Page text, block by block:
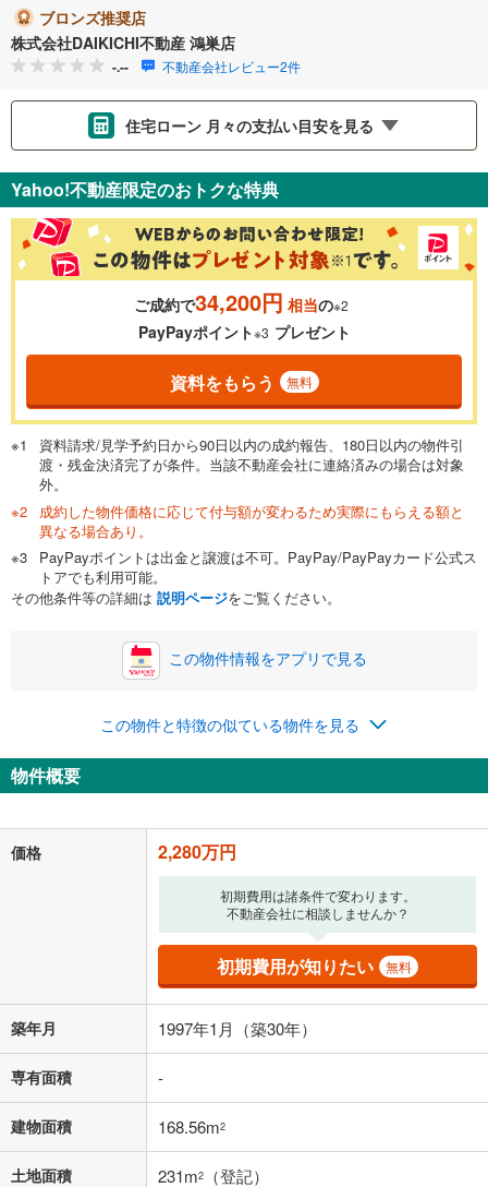
ブロンズ推奨店
株式会社DAIKICHI不動産 鴻巣店
-.-- 不動産会社レビュー2件
住宅ローン 月々の支払い目安を見る
金利 ％
0.01%
一般的には最長35年まで借り入れ可能です。多くの金融機関
が完済時の年齢は80歳までを条件としています。
閉じる
頭金 万円
0万円 2,280万円
自己資金から住宅購入にかけられる金額を入力してくださ
0円
年2回払いを想定しています。毎月の返済額に加えて、ボー
ナス時の増額分（1回分）を入力してください。
月々の返済額 59,185円/月
「金利」については、ご利用を予定されている金融機関等にご確認の
上、ご自身での入力をお願いいたします。初期設定で自動入力されてい
る値は、実際の金融機関等における貸出金利とは何ら関係がなく、実際
の金融機関等における貸出金利を何ら保証するものではありません。返
済方法「元利均等返済」にて算出しております。入力された金利を35年
その他月額費用や、初期費用がかかります。ご注意ください。実際にお
借り入れの際は各金融機関等に、必ずご自身でご確認をお願いいたしま
す。
条件によってお借り入れができないことがあります。
不動産会社に購入相談をする
Yahoo!不動産限定のおトクな特典
ご成約で34,200円 相当の※2
PayPayポイント※3 プレゼント
資料をもらう 無料
資料請求/見学予約日から90日以内の成約報告、180日以内の物件引
渡・残金決済完了が条件。当該不動産会社に連絡済みの場合は対象
外。
成約した物件価格に応じて付与額が変わるため実際にもらえる額と
異なる場合あり。
PayPayポイントは出金と譲渡は不可。PayPay/PayPayカード公式ス
トアでも利用可能。
その他条件等の詳細は 説明ページをご覧ください。
この物件情報をアプリで見る
この物件と特徴の似ている物件を見る
物件概要
価格 2,280万円
初期費用は諸条件で変わります。
不動産会社に相談しませんか？
初期費用が知りたい 無料
築年月 1997年1月（築30年）
専有面積 -
建物面積 168.56m2
土地面積 231m2 （登記）